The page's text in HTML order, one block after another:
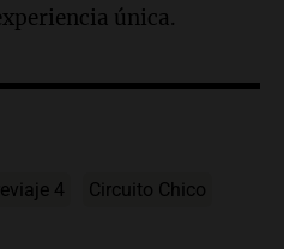
única.
4 Circuito Chico